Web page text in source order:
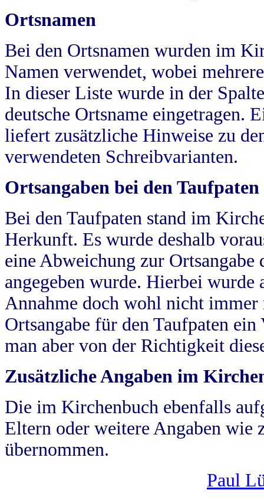
Ortsnamen
Bei den Ortsnamen wurden im
Namen verwendet, wobei
In dieser Liste wurde in der
deutsche Ortsname eingetragen.
liefert zusätzliche Hinweise zu
verwendeten Schreibvarianten.
Ortsangaben bei den Taufpaten
Bei den Taufpaten stand im
Herkunft. Es wurde deshalb
eine Abweichung zur
angegeben wurde. Hierbei wurde
Annahme doch wohl nicht
Ortsangabe für den Taufpaten
man aber von der Richtigkeit
Zusätzliche Angaben im
Die im Kirchenbuch ebenfalls
Eltern oder weitere Angaben wie
übernommen.
Paul